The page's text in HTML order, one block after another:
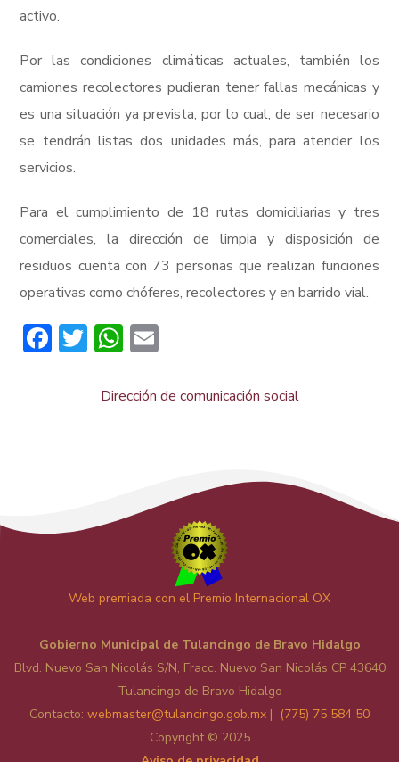
activo.
Por las condiciones climáticas actuales, también los
camiones recolectores pudieran tener fallas mecánicas y
es una situación ya prevista, por lo cual, de ser necesario
se tendrán listas dos unidades más, para atender los
servicios.
Para el cumplimiento de 18 rutas domiciliarias y tres
comerciales, la dirección de limpia y disposición de
residuos cuenta con 73 personas que realizan funciones
operativas como chóferes, recolectores y en barrido vial.
Facebook
TwitterWhatsApp
Dirección de comunicación social
Web premiada con el Premio Internacional OX
Gobierno Municipal de Tulancingo de Bravo Hidalgo
Blvd. Nuevo San Nicolás S/N, Fracc. Nuevo San Nicolás CP 43640
Tulancingo de Bravo Hidalgo
Contacto: webmaster@tulancingo.gob.mx | (775) 75 584 50
Copyright © 2025